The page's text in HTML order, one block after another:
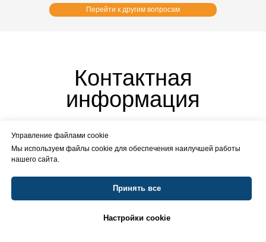
Перейти к другим вопросам
8 (952) 526 04 44
Звонок по России бесплатный
Контактная
информация
Управление файлами cookie
Мы используем файлы cookie для обеспечения наилучшей работы
нашего сайта.
Принять все
Настройки cookie